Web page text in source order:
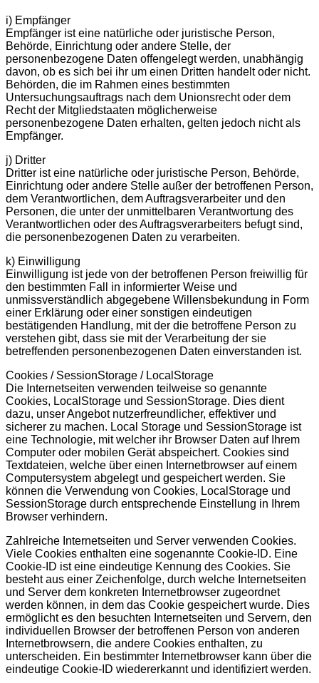
i) Empfänger
Empfänger ist eine natürliche oder juristische Person,
Behörde, Einrichtung oder andere Stelle, der
personenbezogene Daten offengelegt werden, unabhängig
davon, ob es sich bei ihr um einen Dritten handelt oder nicht.
Behörden, die im Rahmen eines bestimmten
Untersuchungsauftrags nach dem Unionsrecht oder dem
Recht der Mitgliedstaaten möglicherweise
personenbezogene Daten erhalten, gelten jedoch nicht als
Empfänger.
j) Dritter
Dritter ist eine natürliche oder juristische Person, Behörde,
Einrichtung oder andere Stelle außer der betroffenen Person,
dem Verantwortlichen, dem Auftragsverarbeiter und den
Personen, die unter der unmittelbaren Verantwortung des
Verantwortlichen oder des Auftragsverarbeiters befugt sind,
die personenbezogenen Daten zu verarbeiten.
k) Einwilligung
Einwilligung ist jede von der betroffenen Person freiwillig für
den bestimmten Fall in informierter Weise und
unmissverständlich abgegebene Willensbekundung in Form
einer Erklärung oder einer sonstigen eindeutigen
bestätigenden Handlung, mit der die betroffene Person zu
verstehen gibt, dass sie mit der Verarbeitung der sie
betreffenden personenbezogenen Daten einverstanden ist.
Cookies / SessionStorage / LocalStorage
Die Internetseiten verwenden teilweise so genannte
Cookies, LocalStorage und SessionStorage. Dies dient
dazu, unser Angebot nutzerfreundlicher, effektiver und
sicherer zu machen. Local Storage und SessionStorage ist
eine Technologie, mit welcher ihr Browser Daten auf Ihrem
Computer oder mobilen Gerät abspeichert. Cookies sind
Textdateien, welche über einen Internetbrowser auf einem
Computersystem abgelegt und gespeichert werden. Sie
können die Verwendung von Cookies, LocalStorage und
SessionStorage durch entsprechende Einstellung in Ihrem
Browser verhindern.
Zahlreiche Internetseiten und Server verwenden Cookies.
Viele Cookies enthalten eine sogenannte Cookie-ID. Eine
Cookie-ID ist eine eindeutige Kennung des Cookies. Sie
besteht aus einer Zeichenfolge, durch welche Internetseiten
und Server dem konkreten Internetbrowser zugeordnet
werden können, in dem das Cookie gespeichert wurde. Dies
ermöglicht es den besuchten Internetseiten und Servern, den
individuellen Browser der betroffenen Person von anderen
Internetbrowsern, die andere Cookies enthalten, zu
unterscheiden. Ein bestimmter Internetbrowser kann über die
eindeutige Cookie-ID wiedererkannt und identifiziert werden.